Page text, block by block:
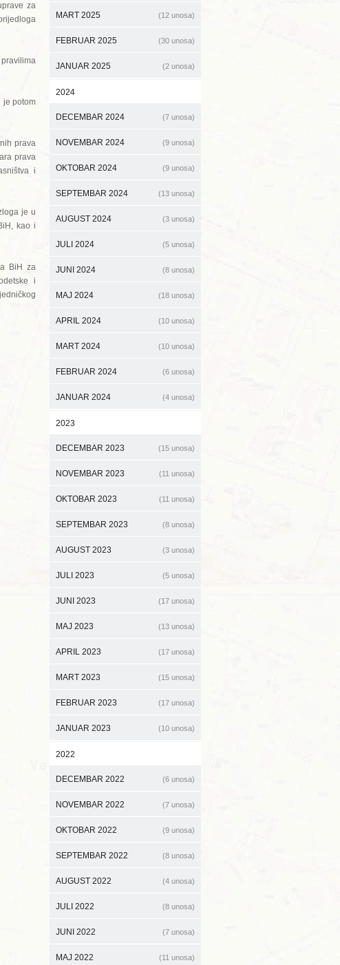
za
je potom
prava
prava
i
je u
kao i
BiH za
i
MART 2025 (12 unosa)
FEBRUAR 2025 (30 unosa)
JANUAR 2025 (2 unosa)
2024
DECEMBAR 2024 (7 unosa)
NOVEMBAR 2024 (9 unosa)
OKTOBAR 2024 (9 unosa)
SEPTEMBAR 2024 (13 unosa)
AUGUST 2024 (3 unosa)
JULI 2024 (5 unosa)
JUNI 2024 (8 unosa)
MAJ 2024 (18 unosa)
APRIL 2024 (10 unosa)
MART 2024 (10 unosa)
FEBRUAR 2024 (6 unosa)
JANUAR 2024 (4 unosa)
2023
DECEMBAR 2023 (15 unosa)
NOVEMBAR 2023 (11 unosa)
OKTOBAR 2023 (11 unosa)
SEPTEMBAR 2023 (8 unosa)
AUGUST 2023 (3 unosa)
JULI 2023 (5 unosa)
JUNI 2023 (17 unosa)
MAJ 2023 (13 unosa)
APRIL 2023 (17 unosa)
MART 2023 (15 unosa)
FEBRUAR 2023 (17 unosa)
JANUAR 2023 (10 unosa)
2022
DECEMBAR 2022 (6 unosa)
NOVEMBAR 2022 (7 unosa)
OKTOBAR 2022 (9 unosa)
SEPTEMBAR 2022 (8 unosa)
AUGUST 2022 (4 unosa)
JULI 2022 (8 unosa)
JUNI 2022 (7 unosa)
MAJ 2022 (11 unosa)